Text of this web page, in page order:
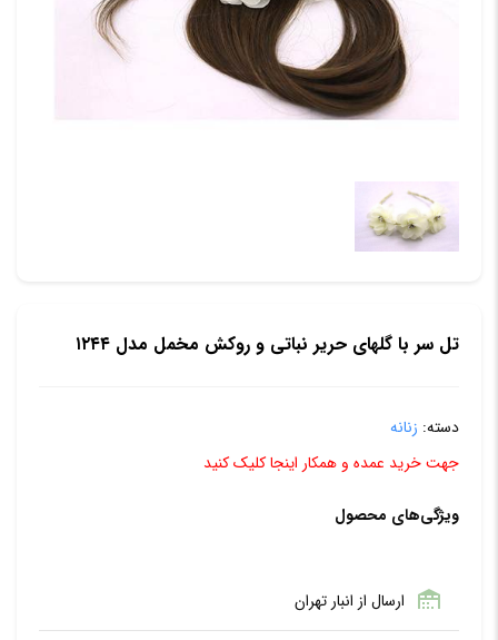
تل سر با گلهای حریر نباتی و روکش مخمل مدل ۱۲۴۴
دسته: زنانه
جهت خرید عمده و همکار اینجا کلیک کنید
ویژگی‌های محصول
ارسال از انبار تهران